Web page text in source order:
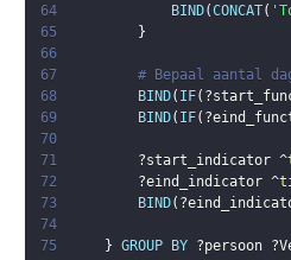
64
BIND(CONCAT(
65
}
66
67
# Bepaal aantal
68
BIND( IF(
69
BIND( IF(
70
71
?start_indicator ^
72
?eind_indicator ^
73
BIND(
74
75
} GROUP BY ?persoon